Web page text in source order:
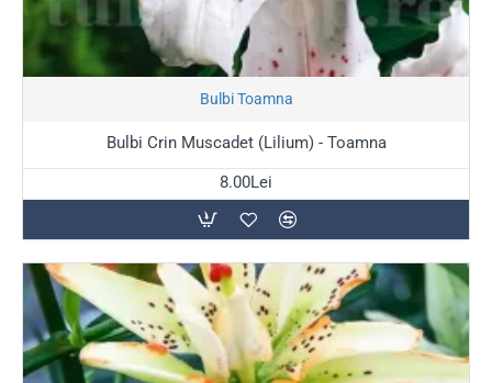
Bulbi Toamna
Bulbi Crin Muscadet (Lilium) - Toamna
8.00Lei